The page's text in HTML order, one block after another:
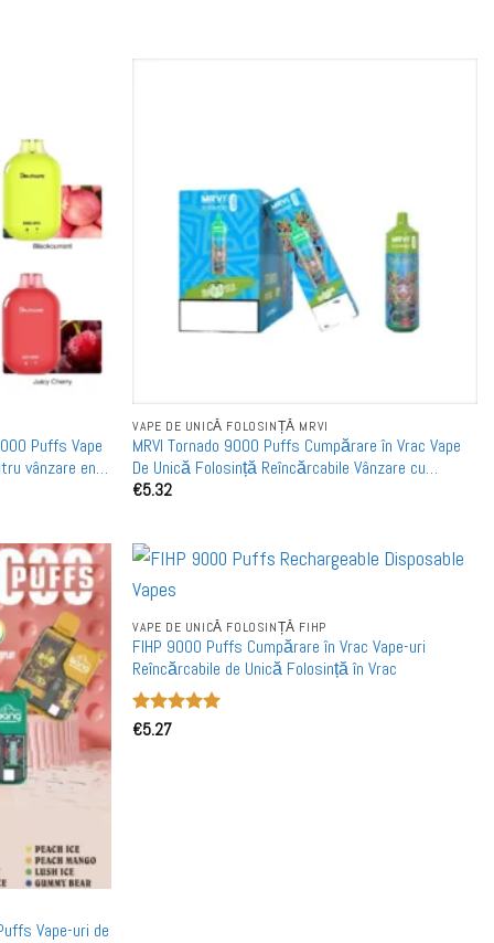
Puffs Vape
vânzare en
VAPE DE UNICĂ FOLOSINȚĂ MRVI
MRVI Tornado 9000 Puffs Cumpărare în Vrac Vape
De Unică Folosință Reîncărcabile Vânzare cu
Ridicata
€5.32
Vape-uri de
VAPE DE UNICĂ FOLOSINȚĂ FIHP
FIHP 9000 Puffs Cumpărare în Vrac Vape-uri
Reîncărcabile de Unică Folosință în Vrac
Evaluat la
€5.27